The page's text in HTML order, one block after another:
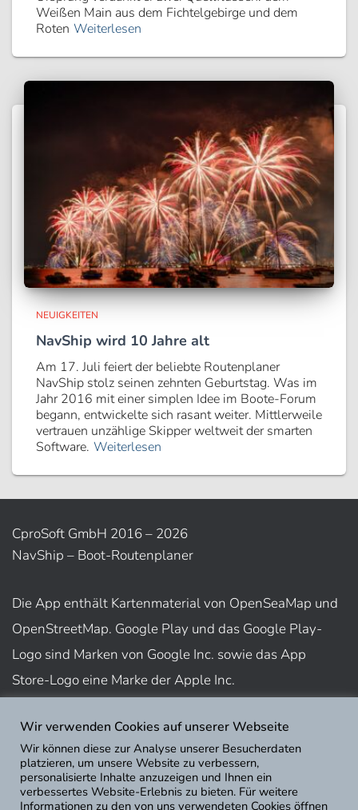
Weißen Main aus dem Fichtelgebirge und dem
Roten Weiterlesen
NEUIGKEITEN
NavShip wird 10 Jahre alt
Am 17. Juli feiert der beliebte Routenplaner
NavShip stolz seinen zehnten Geburtstag. Was im
Jahr 2016 mit einer simplen Idee im Boote-Forum
begann, entwickelte sich rasant weiter. Mittlerweile
vertrauen unzählige Skipper weltweit der smarten
Software. Weiterlesen
CproSoft GmbH 2016 – 2026
NavShip – Boot-Routenplaner
Die App enthält Kartenmaterial von OpenSeaMap und
OpenStreetMap. Google Play und das Google Play-
Logo sind Marken von Google Inc. sowie das App
Store-Logo eine Marke der Apple Inc.
Nutzungsbedingungen
Impressum
Datenschutz
Wir verwenden Cookies auf unserer Webseite
Wir können diese zur Analyse unserer Besucherdaten
platzieren, um unsere Website zu verbessern,
personalisierte Inhalte anzuzeigen und Ihnen ein
verbessertes Website-Erlebnis zu bieten. Für weitere
Informationen zu den von uns verwendeten Cookies öffnen